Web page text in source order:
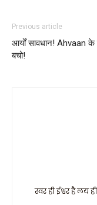
Previous article
आर्यों सावधान! Ahvaan
बचो!
स्वर ही ईश्वर है लय